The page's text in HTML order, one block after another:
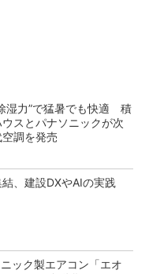
湿力”で猛暑でも快適 積
スとパナソニックが次
調を発売
、建設DXやAIの実践
ック製エアコン「エオ